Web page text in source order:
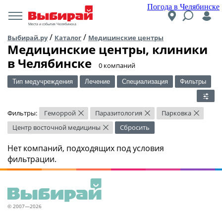
Погода в Челябинске
Места и события Челябинска
Выбирай.ру/ Каталог / Медицинские центры
Медицинские центры, клиники
в Челябинске
​0 компаний
Тип медучреждения Лечение Специализация Фильтры
Фильтры: Геморрой × Паразитология × Парковка ×
Центр восточной медицины × Сбросить
Нет компаний, подходящих под условия
фильтрации.
© 2007—2026